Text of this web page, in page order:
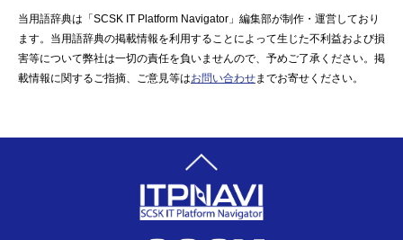
当用語辞典は「SCSK IT Platform Navigator」編集部が制作・運営しており
ます。当用語辞典の掲載情報を利用することによって生じた不利益および損
害等について弊社は一切の責任を負いませんので、予めご了承ください。掲
載情報に関するご指摘、ご意見等はお問い合わせまでお寄せください。